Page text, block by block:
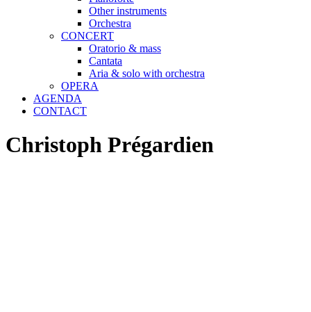
Other instruments
Orchestra
CONCERT
Oratorio & mass
Cantata
Aria & solo with orchestra
OPERA
AGENDA
CONTACT
Christoph Prégardien